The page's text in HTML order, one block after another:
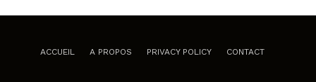
ACCUEIL A PROPOS PRIVACY POLICY CONTACT